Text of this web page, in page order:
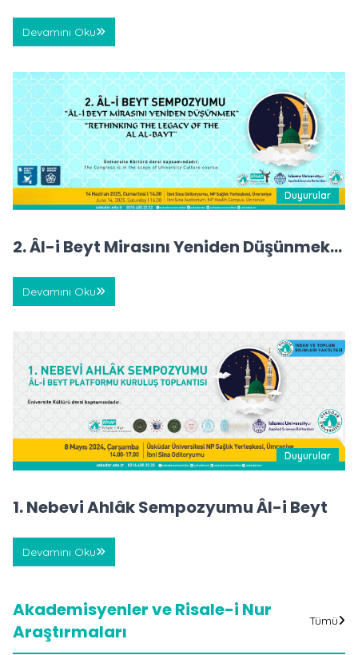
Devamını Oku
Duyurular
2. Âl-i Beyt Mirasını Yeniden Düşünmek
Devamını Oku
Duyurular
1. Nebevi Ahlâk Sempozyumu Âl-i Beyt
Devamını Oku
Akademisyenler ve Risale-i Nur
Araştırmaları
Tümü